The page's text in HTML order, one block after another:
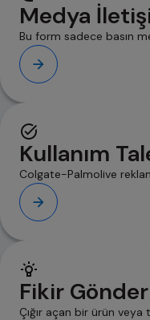
Medya
Bu form sadece basın
Kullanım
Colgate-Palmolive
Fikir Gönder
Çığır açan bir ürün